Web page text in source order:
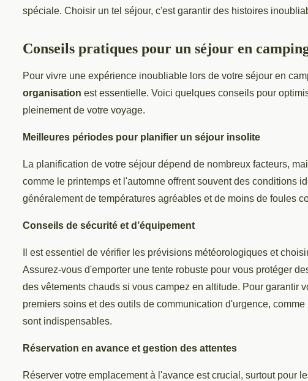
spéciale. Choisir un tel séjour, c'est garantir des histoires
Conseils pratiques pour un séjour en
Pour vivre une expérience inoubliable lors de votre séjour en
organisation est essentielle. Voici quelques conseils pour
pleinement de votre voyage.
Meilleures périodes pour planifier un séjour insolite
La planification de votre séjour dépend de nombreux facteurs,
comme le printemps et l'automne offrent souvent des conditions
généralement de températures agréables et de moins de foules
Conseils de sécurité et d’équipement
Il est essentiel de vérifier les prévisions météorologiques et
Assurez-vous d'emporter une tente robuste pour vous protéger
des vêtements chauds si vous campez en altitude. Pour garantir
premiers soins et des outils de communication d'urgence,
sont indispensables.
Réservation en avance et gestion des attentes
Réserver votre emplacement à l'avance est crucial, surtout pour